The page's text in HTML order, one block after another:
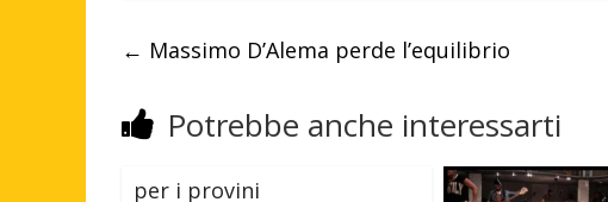
← Massimo D’Alema perde l’equilibrio
Potrebbe anche interessarti
per i provini